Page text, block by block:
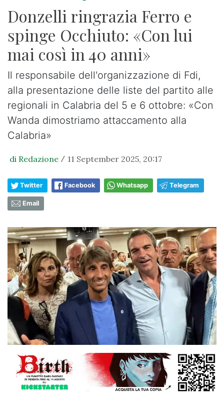
Donzelli ringrazia Ferro e
spinge Occhiuto: «Con lui
mai così in 40 anni»
Il responsabile dell'organizzazione di Fdi,
alla presentazione delle liste del partito alle
regionali in Calabria del 5 e 6 ottobre: «Con
Wanda dimostriamo attaccamento alla
Calabria»
di Redazione / 11 September 2025, 20:17
Twitter Facebook Whatsapp Telegram
Email